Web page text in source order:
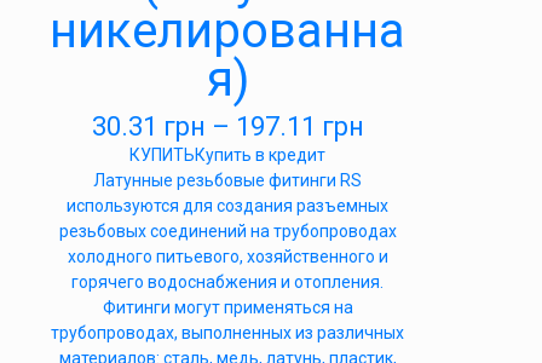
никелированна
я)
30.31 грн – 197.11 грн
КУПИТЬКупить в кредит
Латунные резьбовые фитинги RS
используются для создания разъемных
резьбовых соединений на трубопроводах
холодного питьевого, хозяйственного и
горячего водоснабжения и отопления.
Фитинги могут применяться на
трубопроводах, выполненных из различных
материалов: сталь, медь, латунь, пластик,